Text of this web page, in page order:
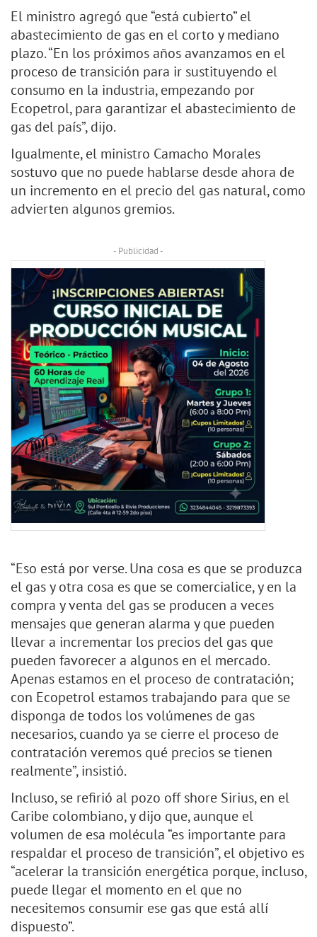
El ministro agregó que “está cubierto” el
abastecimiento de gas en el corto y mediano
plazo. “En los próximos años avanzamos en el
proceso de transición para ir sustituyendo el
consumo en la industria, empezando por
Ecopetrol, para garantizar el abastecimiento de
gas del país”, dijo.
Igualmente, el ministro Camacho Morales
sostuvo que no puede hablarse desde ahora de
un incremento en el precio del gas natural, como
advierten algunos gremios.
- Publicidad -
“Eso está por verse. Una cosa es que se produzca
el gas y otra cosa es que se comercialice, y en la
compra y venta del gas se producen a veces
mensajes que generan alarma y que pueden
llevar a incrementar los precios del gas que
pueden favorecer a algunos en el mercado.
Apenas estamos en el proceso de contratación;
con Ecopetrol estamos trabajando para que se
disponga de todos los volúmenes de gas
necesarios, cuando ya se cierre el proceso de
contratación veremos qué precios se tienen
realmente”, insistió.
Incluso, se refirió al pozo off shore Sirius, en el
Caribe colombiano, y dijo que, aunque el
volumen de esa molécula “es importante para
respaldar el proceso de transición”, el objetivo es
“acelerar la transición energética porque, incluso,
puede llegar el momento en el que no
necesitemos consumir ese gas que está allí
dispuesto”.